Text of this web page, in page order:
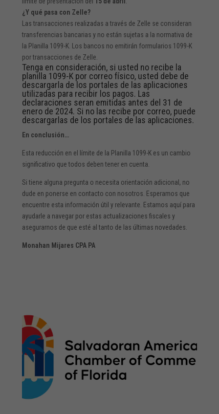
¿Y qué pasa con Zelle?
Las transacciones realizadas a través de Zelle se consideran
transferencias bancarias y no están sujetas a la normativa de
la Planilla 1099-K. Los bancos no emitirán formularios 1099-K
por transacciones de Zelle.
Tenga en consideración, si usted no recibe la
planilla 1099-K por correo físico, usted debe de
descargarla de los portales de las aplicaciones
utilizadas para recibir los pagos. Las
declaraciones seran emitidas antes del 31 de
enero de 2024. Si no las recibe por correo, puede
descargarlas de los portales de las aplicaciones.
En conclusión…
Esta reducción en el límite de la Planilla 1099-K es un cambio
significativo que todos deben tener en cuenta.
Si tiene alguna pregunta o necesita orientación adicional, no
dude en ponerse en contacto con nosotros. Esperamos que
encuentre esta información útil y relevante. Estamos aquí para
ayudarle a navegar por estas actualizaciones fiscales y
asegurarnos de que esté al tanto de las últimas novedades.
Monahan Mijares CPA PA